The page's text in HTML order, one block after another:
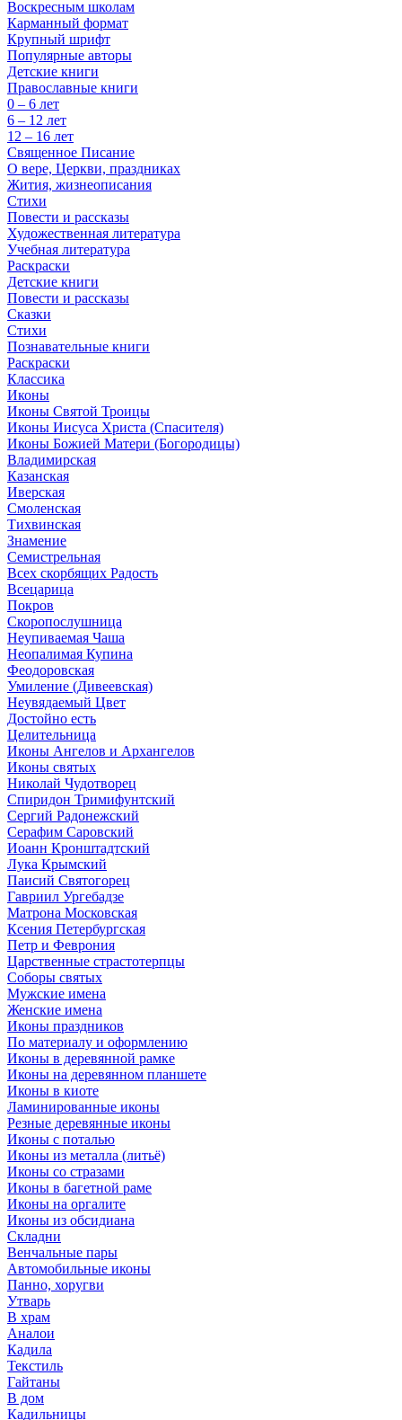
Воскресным школам
Карманный формат
Крупный шрифт
Популярные авторы
Детские книги
Православные книги
0 – 6 лет
6 – 12 лет
12 – 16 лет
Священное Писание
О вере, Церкви, праздниках
Жития, жизнеописания
Стихи
Повести и рассказы
Художественная литература
Учебная литература
Раскраски
Детские книги
Повести и рассказы
Сказки
Стихи
Познавательные книги
Раскраски
Классика
Иконы
Иконы Святой Троицы
Иконы Иисуса Христа (Спасителя)
Иконы Божией Матери (Богородицы)
Владимирская
Казанская
Иверская
Смоленская
Тихвинская
Знамение
Семистрельная
Всех скорбящих Радость
Всецарица
Покров
Скоропослушница
Неупиваемая Чаша
Неопалимая Купина
Феодоровская
Умиление (Дивеевская)
Неувядаемый Цвет
Достойно есть
Целительница
Иконы Ангелов и Архангелов
Иконы святых
Николай Чудотворец
Спиридон Тримифунтский
Сергий Радонежский
Серафим Саровский
Иоанн Кронштадтский
Лука Крымский
Паисий Святогорец
Гавриил Ургебадзе
Матрона Московская
Ксения Петербургская
Петр и Феврония
Царственные страстотерпцы
Соборы святых
Мужские имена
Женские имена
Иконы праздников
По материалу и оформлению
Иконы в деревянной рамке
Иконы на деревянном планшете
Иконы в киоте
Ламинированные иконы
Резные деревянные иконы
Иконы с поталью
Иконы из металла (литьё)
Иконы со стразами
Иконы в багетной раме
Иконы на оргалите
Иконы из обсидиана
Складни
Венчальные пары
Автомобильные иконы
Панно, хоругви
Утварь
В храм
Аналои
Кадила
Текстиль
Гайтаны
В дом
Кадильницы